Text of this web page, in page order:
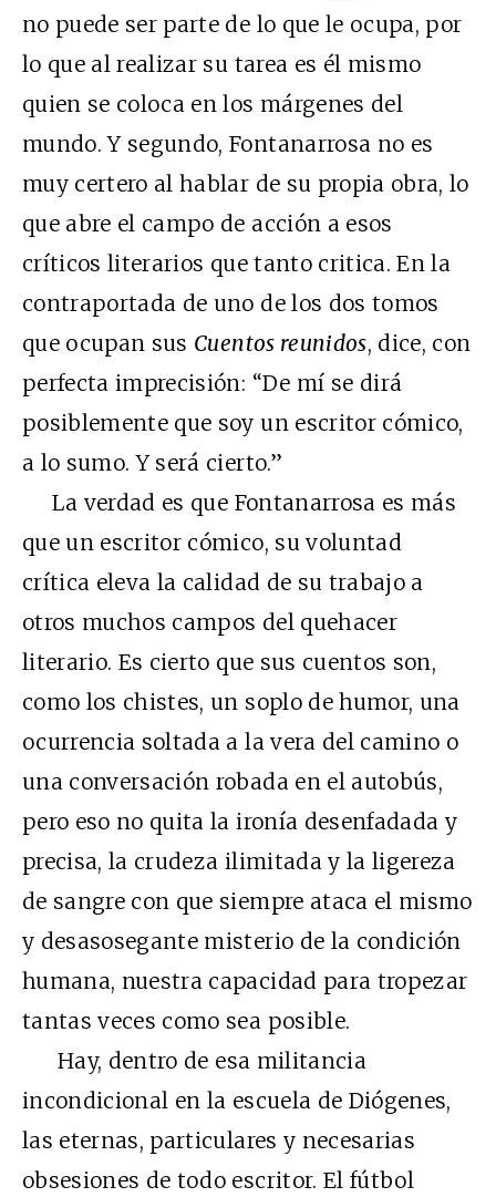
no puede ser parte de lo que le ocupa, por
lo que al realizar su tarea es él mismo
quien se coloca en los márgenes del
mundo. Y segundo, Fontanarrosa no es
muy certero al hablar de su propia obra, lo
que abre el campo de acción a esos
críticos literarios que tanto critica. En la
contraportada de uno de los dos tomos
que ocupan sus Cuentos reunidos, dice, con
perfecta imprecisión: “De mí se dirá
posiblemente que soy un escritor cómico,
a lo sumo. Y será cierto.”
La verdad es que Fontanarrosa es más
que un escritor cómico, su voluntad
crítica eleva la calidad de su trabajo a
otros muchos campos del quehacer
literario. Es cierto que sus cuentos son,
como los chistes, un soplo de humor, una
ocurrencia soltada a la vera del camino o
una conversación robada en el autobús,
pero eso no quita la ironía desenfadada y
precisa, la crudeza ilimitada y la ligereza
de sangre con que siempre ataca el mismo
y desasosegante misterio de la condición
humana, nuestra capacidad para tropezar
tantas veces como sea posible.
Hay, dentro de esa militancia
incondicional en la escuela de Diógenes,
las eternas, particulares y necesarias
obsesiones de todo escritor. El fútbol